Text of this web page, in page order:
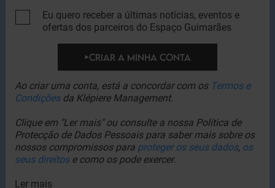
Eu quero receber a últimas notícias, eventos e
ofertas dos parceiros do Espaço Guimarães
CRIAR A MINHA CONTA
Ao criar uma conta, está a concordar com os Termos e
Condiçõesda Klépiere Management.
Clique em "Ler mais" ou consulte a nossa Política de
Protecção de Dados Pessoais para saber mais sobre os
nossos compromissos para proteger os seus dados, os
seus direitose como os pode exercer.
Ler mais